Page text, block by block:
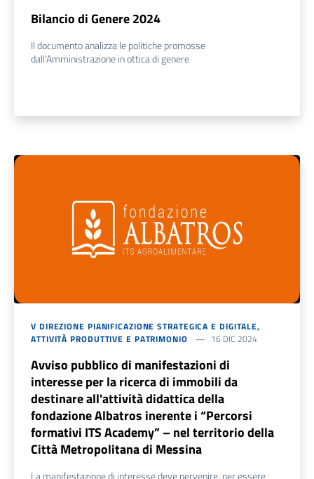
Bilancio di Genere 2024
Il documento analizza le politiche promosse
dall'Amministrazione in ottica di genere
V DIREZIONE PIANIFICAZIONE STRATEGICA E DIGITALE,
ATTIVITÀ PRODUTTIVE E PATRIMONIO
16 DIC 2024
Avviso pubblico di manifestazioni di
interesse per la ricerca di immobili da
destinare all'attività didattica della
fondazione Albatros inerente i “Percorsi
formativi ITS Academy” – nel territorio della
Città Metropolitana di Messina